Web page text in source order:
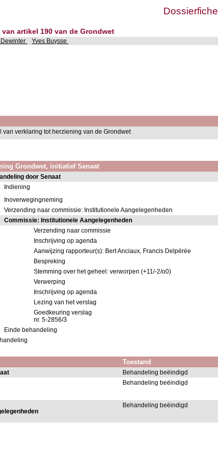
Dossierfiche
artikel 190 van de Grondwet
Dewinter Yves Buysse
van verklaring tot herziening van de Grondwet
Grondwet, initiatief Senaat
door Senaat
Indiening
Inoverwegingneming
Verzending naar commissie: Institutionele Aangelegenheden
Commissie: Institutionele Aangelegenheden
Verzending naar commissie
Inschrijving op agenda
Aanwijzing rapporteur(s): Bert Anciaux, Francis Delpérée
Bespreking
Stemming over het geheel: verworpen (+11/-2/o0)
Verwerping
Inschrijving op agenda
Lezing van het verslag
Goedkeuring verslag
nr. 5-2856/3
Einde behandeling
Toestand
Behandeling beëindigd
Behandeling beëindigd
Behandeling beëindigd